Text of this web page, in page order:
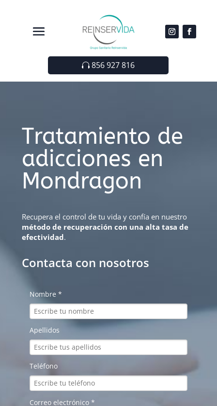
856 927 816
Tratamiento de
adicciones en
Mondragon
Recupera el control de tu vida y confía en nuestro
método de recuperación con una alta tasa de
efectividad.
Contacta con nosotros